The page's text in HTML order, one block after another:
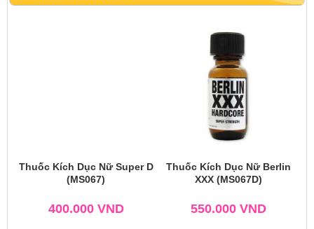
Thuốc Kích Dục Nữ Super D
(MS067)
400.000 VND
Thuốc Kích Dục Nữ Berlin
XXX (MS067D)
550.000 VND